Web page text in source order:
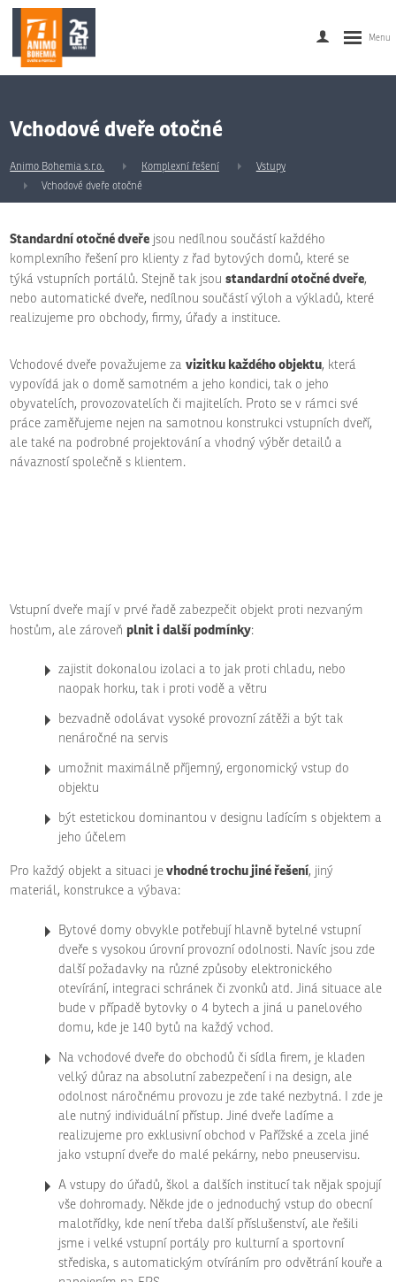
Vchodové dveře otočné
Animo Bohemia s.r.o. Komplexní řešení
Vstupy
Vchodové dveře otočné
Standardní otočné dveře jsou nedílnou součástí každého
komplexního řešení pro klienty z řad bytových domů, které se
týká vstupních portálů. Stejně tak jsoustandardní otočné dveře,
nebo automatické dveře, nedílnou součástí výloh a výkladů, které
realizujeme pro obchody, firmy, úřady a instituce.
Vchodové dveře považujeme zavizitku každého objektu, která
vypovídá jak o domě samotném a jeho kondici, tak o jeho
obyvatelích, provozovatelích či majitelích. Proto se v rámci své
práce zaměřujeme nejen na samotnou konstrukci vstupních dveří,
ale také na podrobné projektování a vhodný výběr detailů a
návazností společně s klientem.
Vstupní dveře mají v prvé řadě zabezpečit objekt proti nezvaným
hostům, ale zároveň plnit i další podmínky:
zajistit dokonalou izolaci a to jak proti chladu, nebo
naopak horku, tak i proti vodě a větru
bezvadně odolávat vysoké provozní zátěži a být tak
nenáročné na servis
umožnit maximálně příjemný, ergonomický vstup do
objektu
být estetickou dominantou v designu ladícím s objektem a
jeho účelem
Pro každý objekt a situaci jevhodné trochu jiné řešení, jiný
materiál, konstrukce a výbava:
Bytové domy obvykle potřebují hlavně bytelné vstupní
dveře s vysokou úrovní provozní odolnosti. Navíc jsou zde
další požadavky na různé způsoby elektronického
otevírání, integraci schránek či zvonků atd. Jiná situace ale
bude v případě bytovky o 4 bytech a jiná u panelového
domu, kde je 140 bytů na každý vchod.
Na vchodové dveře do obchodů či sídla firem, je kladen
velký důraz na absolutní zabezpečení i na design, ale
odolnost náročnému provozu je zde také nezbytná. I zde je
ale nutný individuální přístup. Jiné dveře ladíme a
realizujeme pro exklusivní obchod v Pařížské a zcela jiné
jako vstupní dveře do malé pekárny, nebo pneuservisu.
A vstupy do úřadů, škol a dalších institucí tak nějak spojují
vše dohromady. Někde jde o jednoduchý vstup do obecní
malotřídky, kde není třeba další příslušenství, ale řešili
jsme i velké vstupní portály pro kulturní a sportovní
střediska, s automatickým otvíráním pro odvětrání kouře a